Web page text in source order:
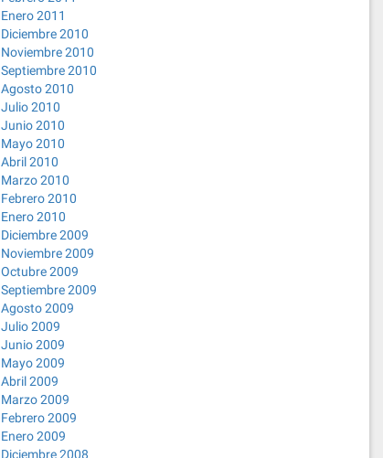
Enero 2011
Diciembre 2010
Noviembre 2010
Septiembre 2010
Agosto 2010
Julio 2010
Junio 2010
Mayo 2010
Abril 2010
Marzo 2010
Febrero 2010
Enero 2010
Diciembre 2009
Noviembre 2009
Octubre 2009
Septiembre 2009
Agosto 2009
Julio 2009
Junio 2009
Mayo 2009
Abril 2009
Marzo 2009
Febrero 2009
Enero 2009
Diciembre 2008